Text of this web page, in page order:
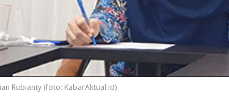
Rubianty (foto: KabarAktual.id)